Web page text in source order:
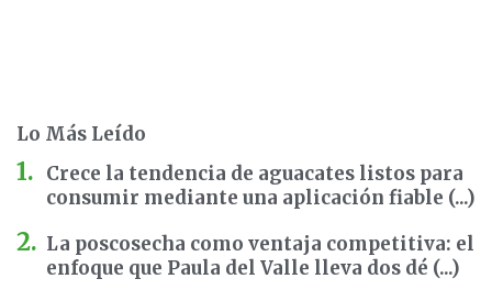
Lo Más Leído
Crece la tendencia de aguacates listos para
consumir mediante una aplicación fiable (...)
La poscosecha como ventaja competitiva: el
enfoque que Paula del Valle lleva dos dé (...)